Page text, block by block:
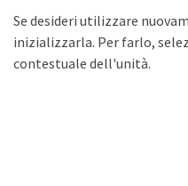
Se desideri utilizzare
inizializzarla. Per farlo,
contestuale dell'unità.